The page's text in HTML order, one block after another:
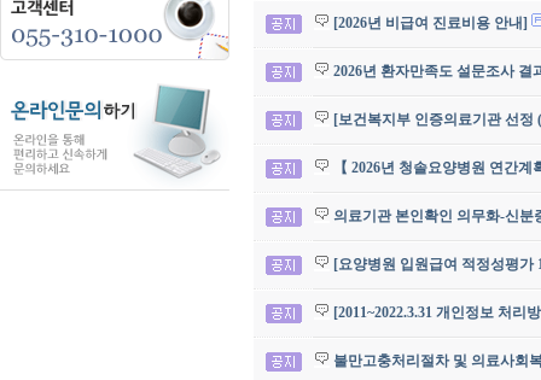
[2026년 비급여 진료비용 안내]
2026년 환자만족도 설문조사 결
[보건복지부 인증의료기관 선정
【 2026년 청솔요양병원 연간계
의료기관 본인확인 의무화-신분
[요양병원 입원급여 적정성평가
[2011~2022.3.31 개인정보 처리
불만고충처리절차 및 의료사회